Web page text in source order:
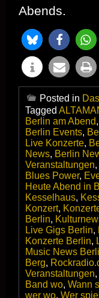
Abends.
Posted in
Tagged
Berlin am Abend,
Berlin Events,
Live Konzerte,
News, Berlin
Veranstaltungen,
Blues Power,
Heute Abend in
Kesselhaus,
Konzert,
Berlin,
Live Gigs Berlin,
Konzerte Berlin,
Music News
Berg,
Veranstaltungen,
Band wo, Wann
wer wo, Wer